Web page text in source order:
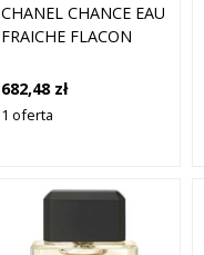
CHANEL CHANCE EAU
FRAICHE FLACON
682,48 zł
1 oferta